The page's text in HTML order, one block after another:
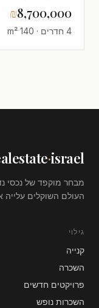
₪8,700,000
4 חדרים · 140 m²
·israel
מבחר מוקפד של נכסי
העולם השוקלים עלייה
גילוי
קנייה
השכרה
פרויקטים חדשים
השכרות נופש